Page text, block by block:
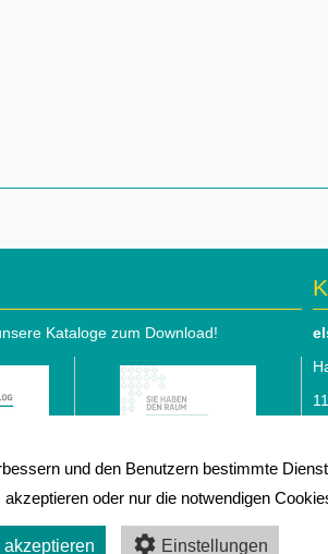
und den Benutzern bestimmte
oder nur die notwendigen
Einstellungen
Kataloge zum Download!
⇒